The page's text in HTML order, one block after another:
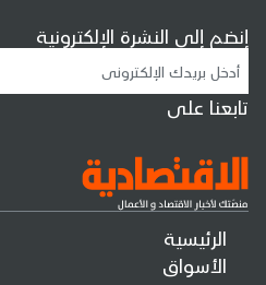
الرئيسية
الأسواق
إنضم إلى النشرة الإلكترونية
تابعنا على